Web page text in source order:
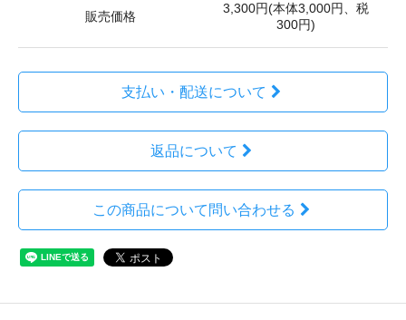
販売価格
3,300円(本体3,000円、税
300円)
支払い・配送について
返品について
この商品について問い合わせる